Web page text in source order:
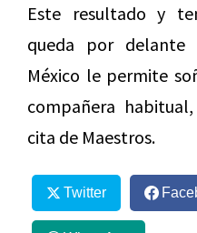
Este resultado y
queda por
México le permite
compañera
cita de Maestros.
Twitter